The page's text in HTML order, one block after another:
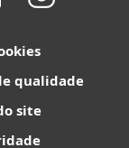
qualidade
site